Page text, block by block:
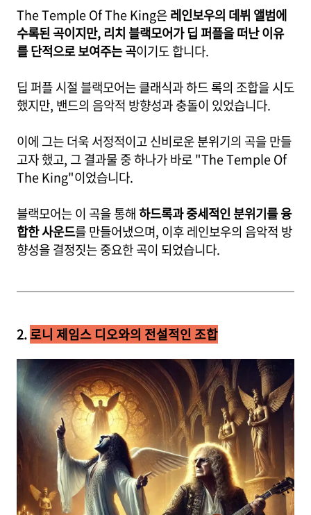
The Temple Of The King은레인보우의 데뷔 앨범에
수록된 곡이지만, 리치 블랙모어가 딥 퍼플을 떠난 이유
를 단적으로 보여주는 곡이기도 합니다.
딥 퍼플 시절 블랙모어는 클래식과 하드 록의 조합을 시도
했지만, 밴드의 음악적 방향성과 충돌이 있었습니다.
이에 그는 더욱 서정적이고 신비로운 분위기의 곡을 만들
고자 했고, 그 결과물 중 하나가 바로 "The Temple Of
The King"이었습니다.
블랙모어는 이 곡을 통해하드록과 중세적인 분위기를 융
합한 사운드를 만들어냈으며, 이후 레인보우의 음악적 방
향성을 결정짓는 중요한 곡이 되었습니다.
2.로니 제임스 디오와의 전설적인 조합